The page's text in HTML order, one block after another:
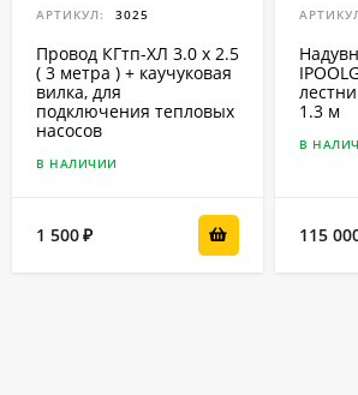
АРТИКУЛ: 3025
Провод КГтп-ХЛ 3.0 x 2.5
( 3 метра ) + каучуковая
вилка, для
подключения тепловых
насосов
В НАЛИЧИИ
1 500₽
1.3 м
В
115